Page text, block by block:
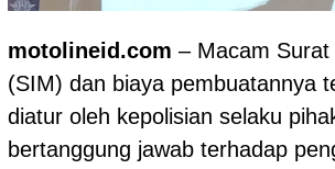
motolineid.com – Macam
(SIM) dan biaya pembuatannya
diatur oleh kepolisian selaku
bertanggung jawab terhadap